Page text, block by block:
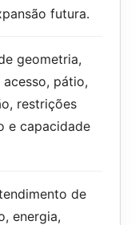
futura.
geometria,
pátio,
restrições
e capacidade
de
energia,